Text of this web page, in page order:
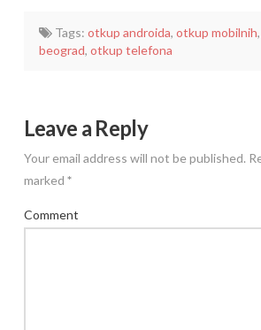
Tags:otkup androida,otkup mobilnih
beograd,otkup telefona
Leave a Reply
Your email address will not be published.
marked *
Comment